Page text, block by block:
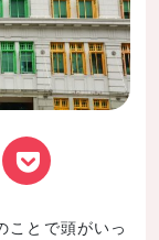
ことで頭がいっ